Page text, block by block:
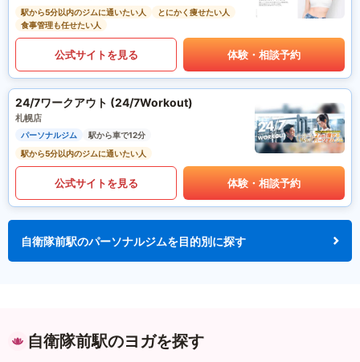
駅から5分以内のジムに通いたい人
とにかく痩せたい人
食事管理も任せたい人
公式サイトを見る 体験・相談予約
24/7ワークアウト (24/7Workout)
札幌店
パーソナルジム
駅から車で12分
駅から5分以内のジムに通いたい人
公式サイトを見る 体験・相談予約
自衛隊前駅のパーソナルジムを目的別に探す
自衛隊前駅のヨガを探す